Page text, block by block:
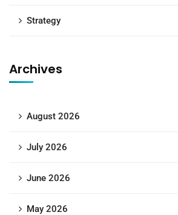
Strategy
Archives
August 2026
July 2026
June 2026
May 2026